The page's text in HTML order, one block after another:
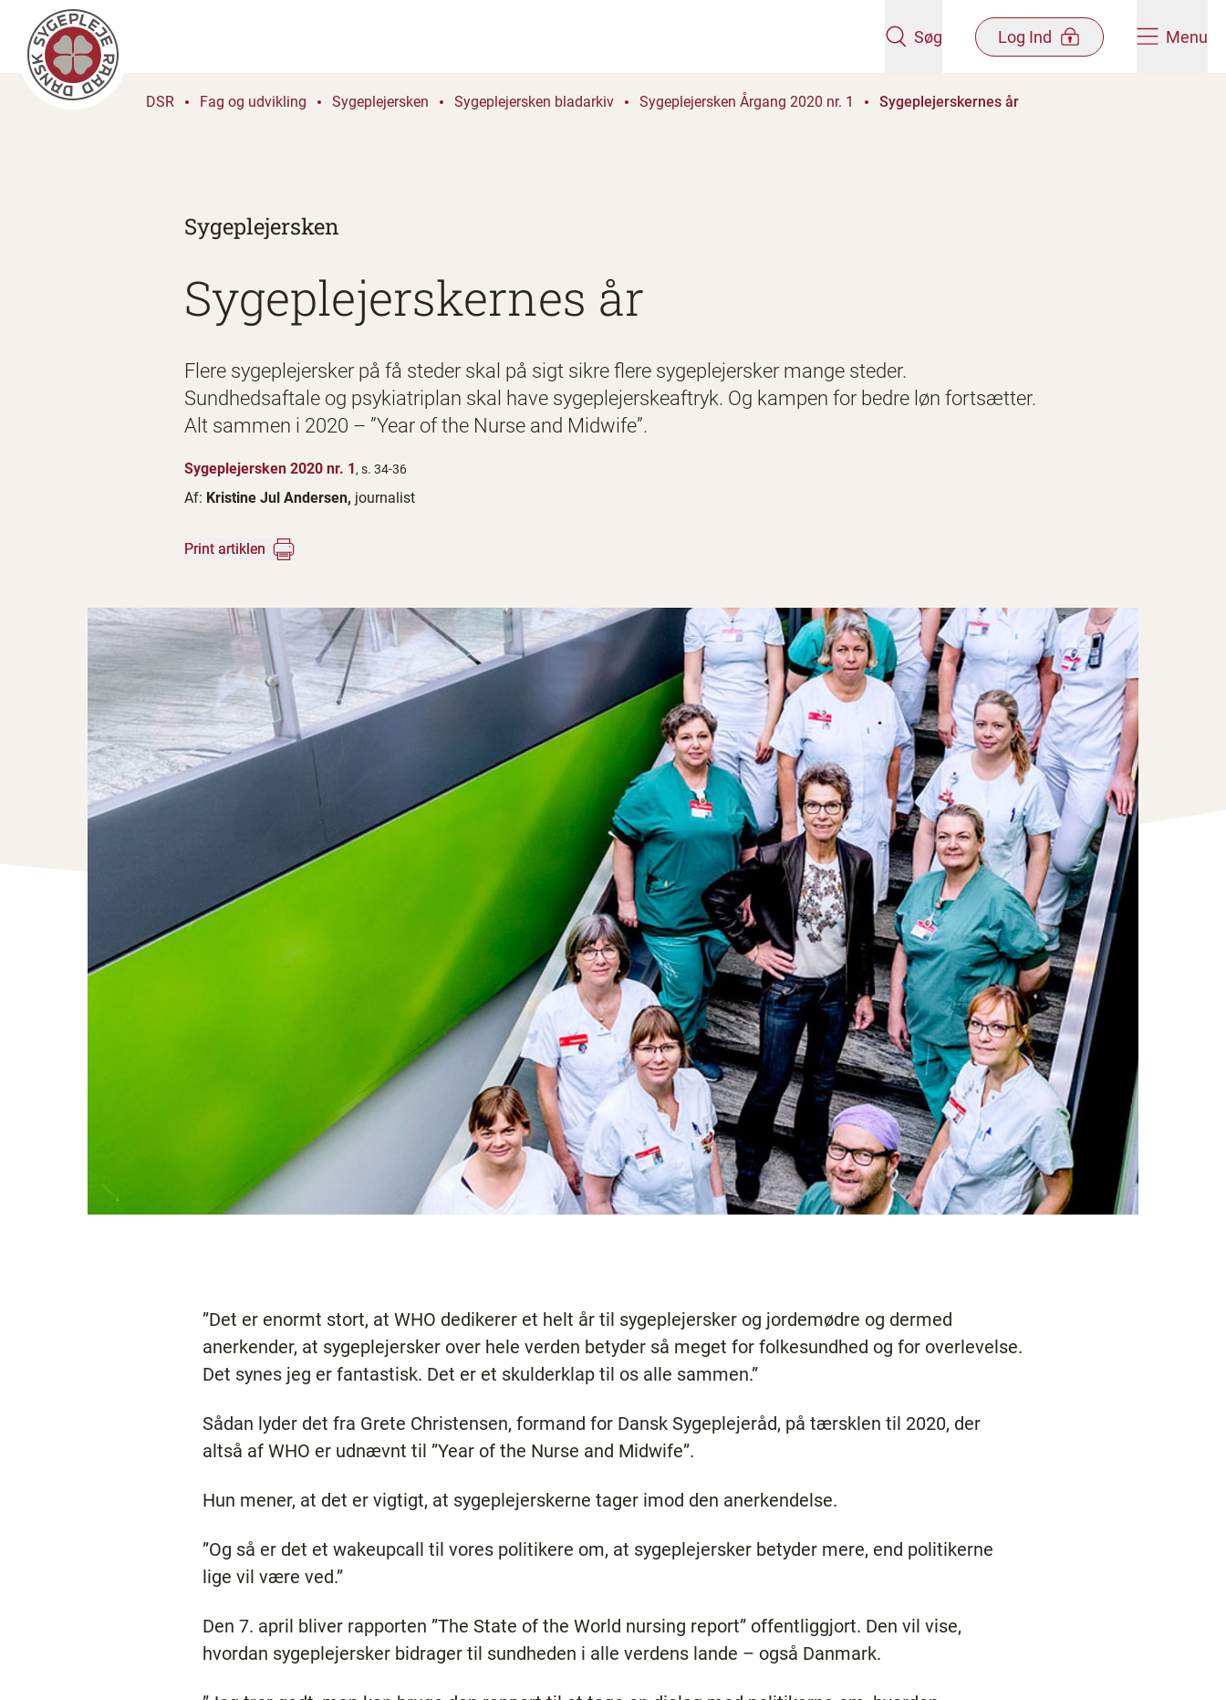
Søg Log Ind Menu
DSR Fag og udvikling Sygeplejersken Sygeplejersken bladarkiv Sygeplejersken Årgang 2020 nr. 1 Sygeplejerskernes år
Sygeplejersken
Sygeplejerskernes år
Flere sygeplejersker på få steder skal på sigt sikre flere sygeplejersker mange steder.
Sundhedsaftale og psykiatriplan skal have sygeplejerskeaftryk. Og kampen for bedre løn fortsætter.
Alt sammen i 2020 – ”Year of the Nurse and Midwife”.
Sygeplejersken 2020 nr. 1, s. 34-36
Af: Kristine Jul Andersen, journalist
Print artiklen
”Det er enormt stort, at WHO dedikerer et helt år til sygeplejersker og jordemødre og dermed
anerkender, at sygeplejersker over hele verden betyder så meget for folkesundhed og for overlevelse.
Det synes jeg er fantastisk. Det er et skulderklap til os alle sammen.”
Sådan lyder det fra Grete Christensen, formand for Dansk Sygeplejeråd, på tærsklen til 2020, der
altså af WHO er udnævnt til ”Year of the Nurse and Midwife”.
Hun mener, at det er vigtigt, at sygeplejerskerne tager imod den anerkendelse.
”Og så er det et wakeupcall til vores politikere om, at sygeplejersker betyder mere, end politikerne
lige vil være ved.”
Den 7. april bliver rapporten ”The State of the World nursing report” offentliggjort. Den vil vise,
hvordan sygeplejersker bidrager til sundheden i alle verdens lande – også Danmark.